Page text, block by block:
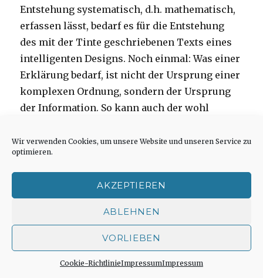
Wir verwenden Cookies, um unsere Website und unseren Service zu
optimieren.
AKZEPTIEREN
ABLEHNEN
VORLIEBEN
Cookie-RichtlinieImpressumImpressum
Entstehung systematisch, d.h. mathematisch,
erfassen lässt, bedarf es für die Entstehung
des mit der Tinte geschriebenen Texts eines
intelligenten Designs. Noch einmal: Was einer
Erklärung bedarf, ist nicht der Ursprung einer
komplexen Ordnung, sondern der Ursprung
der Information. So kann auch der wohl
Richard Dawkins trotz aller wortgewaltigen
(und teils allzu polemischen) Ausführungen
dieses Problem nicht aus der Welt schaffen
und auf die Frage „Design (Gott) oder Zufall
(Natur)?“ daher auch keine klare und
endgültige Antwort finden. Stößt hier
vielleicht die naturwissenschaftliche Methode